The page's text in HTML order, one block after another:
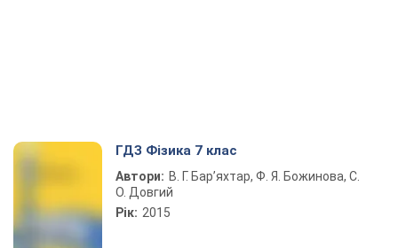
ГДЗ Фізика 7 клас
Автори: В. Г. Бар’яхтар, Ф. Я. Божинова, С.
О. Довгий
Рік: 2015